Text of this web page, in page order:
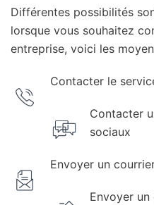
Différentes possibilités
lorsque vous souhaitez
entreprise, voici les
Contacter le
Contacter
sociaux
Envoyer un
Envoyer